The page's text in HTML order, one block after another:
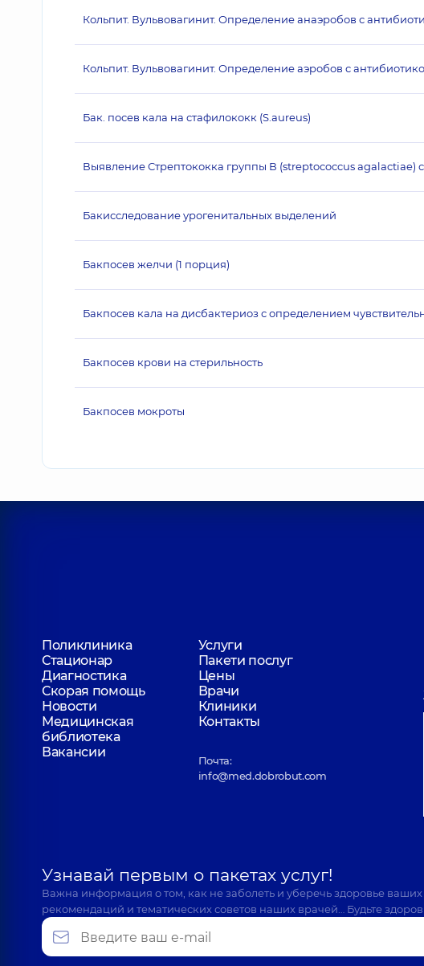
Кольпит. Вульвовагинит. Определение анаэробов с
Кольпит. Вульвовагинит. Определение аэробов с
Бак. посев кала на стафилококк (S.aureus)
Выявление Стрептококка группы В (streptococcus agalactiae)
Бакисследование урогенитальных выделений
Бакпосев желчи (1 порция)
Бакпосев кала на дисбактериоз с определением
Бакпосев крови на стерильность
Бакпосев мокроты
Поликлиника
Услуги
Стационар
Пакети послуг
Диагностика
Цены
Скорая помощь
Врачи
Новости
Клиники
Медицинская
библиотека
Контакты
Вакансии
Почта:
info@med.dobrobut.com
Узнавай первым о пакетах услуг!
Важна информация о том, как не заболеть и уберечь здоровье
рекомендаций и тематических советов наших врачей… Будьте